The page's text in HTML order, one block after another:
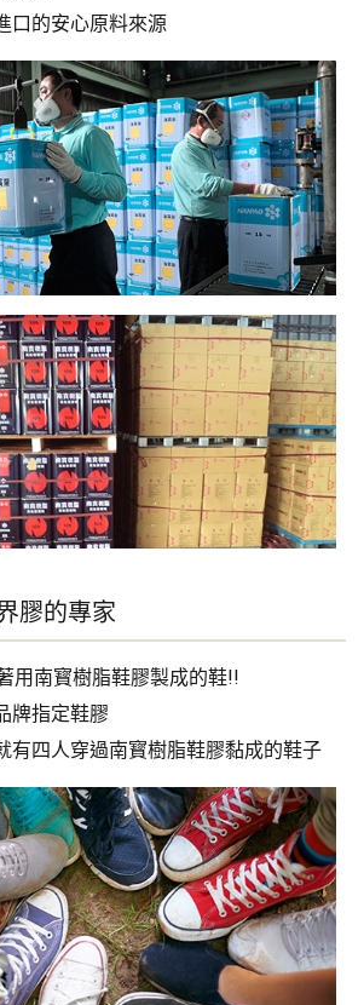
口的安心原料來源
膠的專家
用南寳樹脂鞋膠製成的鞋!!
牌指定鞋膠
有四人穿過南寳樹脂鞋膠黏成的鞋子